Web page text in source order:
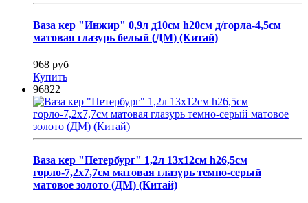
Ваза кер "Инжир" 0,9л д10см h20см д/горла-4,5см
матовая глазурь белый (ДМ) (Китай)
968 руб
Купить
96822
Ваза кер "Петербург" 1,2л 13х12см h26,5см
горло-7,2х7,7см матовая глазурь темно-серый
матовое золото (ДМ) (Китай)